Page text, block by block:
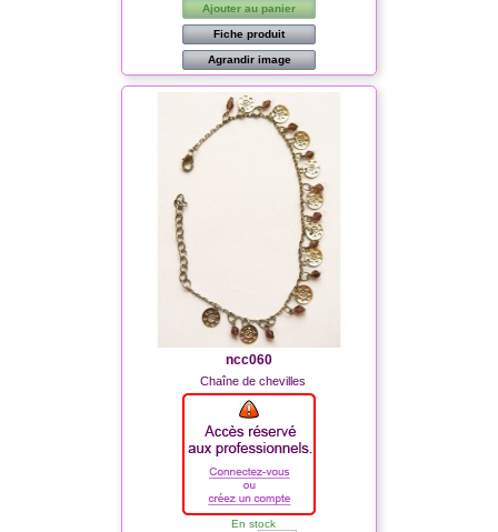
Ajouter au panier
Fiche produit
Agrandir image
ncc060
Chaîne de chevilles
En stock